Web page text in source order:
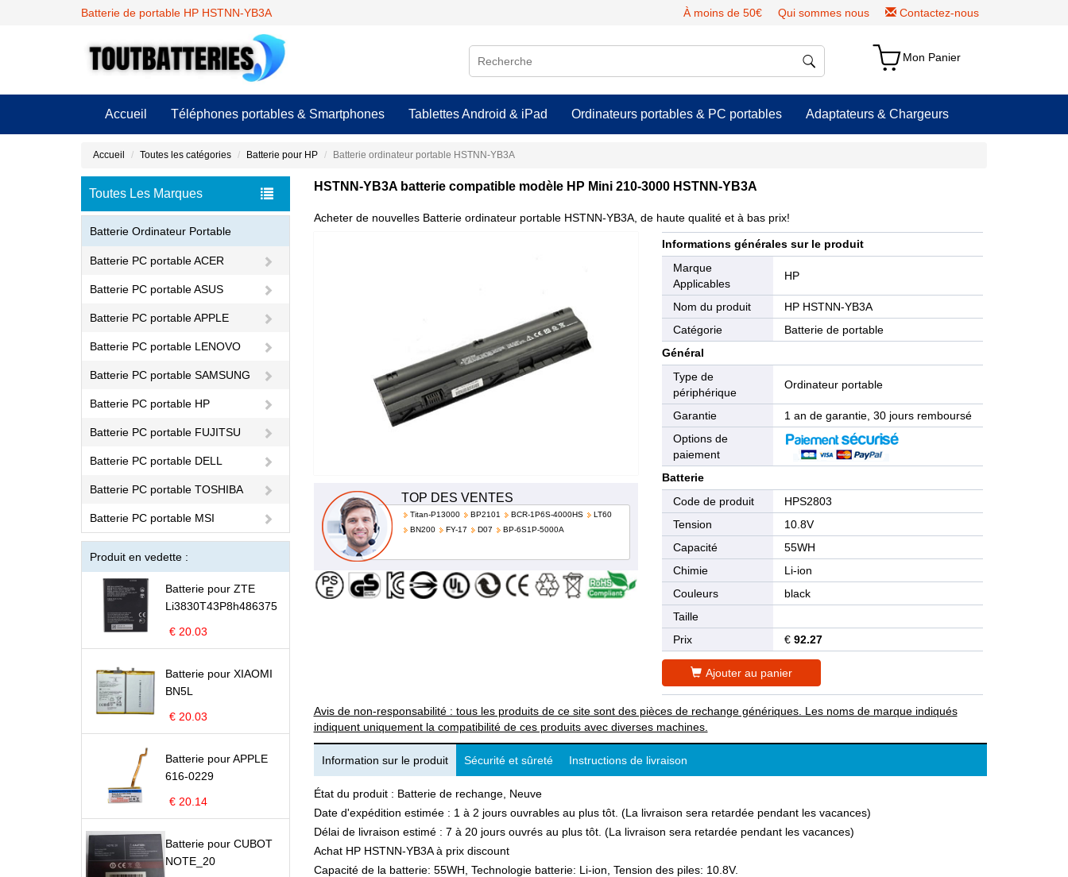
Batterie de portable HP HSTNN-YB3A À moins de 50€ Qui sommes nous Contactez-nous
Mon Panier
Accueil Téléphones portables & Smartphones Tablettes Android & iPad Ordinateurs portables & PC portables Adaptateurs & Chargeurs
Accueil Toutes les catégories Batterie pour HP Batterie ordinateur portable HSTNN-YB3A
Toutes Les Marques
Batterie Ordinateur Portable
Batterie PC portable ACER
Batterie PC portable ASUS
Batterie PC portable APPLE
Batterie PC portable LENOVO
Batterie PC portable SAMSUNG
Batterie PC portable HP
Batterie PC portable FUJITSU
Batterie PC portable DELL
Batterie PC portable TOSHIBA
Batterie PC portable MSI
Produit en vedette :
Batterie pour ZTE
Li3830T43P8h486375
€ 20.03
Batterie pour XIAOMI
BN5L
€ 20.03
Batterie pour APPLE
616-0229
€ 20.14
Batterie pour CUBOT
NOTE_20
HSTNN-YB3A batterie compatible modèle HP Mini 210-3000 HSTNN-YB3A
Acheter de nouvelles Batterie ordinateur portable HSTNN-YB3A, de haute qualité et à bas prix!
TOP DES VENTES
Titan-P13000 BP2101 BCR-1P6S-4000HS
LT60
BN200
FY-17 D07 BP-6S1P-5000A
Informations générales sur le produit
Marque
Applicables
HP
Nom du produit
HP HSTNN-YB3A
Catégorie
Batterie de portable
Général
Type de
périphérique
Ordinateur portable
Garantie
1 an de garantie, 30 jours remboursé
Options de
paiement
Batterie
Code de produit
HPS2803
Tension
10.8V
Capacité
55WH
Chimie
Li-ion
Couleurs
black
Taille
Prix
€92.27
Ajouter au panier
Avis de non-responsabilité : tous les produits de ce site sont des pièces de rechange génériques. Les noms de marque indiqués
indiquent uniquement la compatibilité de ces produits avec diverses machines.
Information sur le produit Sécurité et sûreté Instructions de livraison
État du produit : Batterie de rechange, Neuve
Date d'expédition estimée : 1 à 2 jours ouvrables au plus tôt. (La livraison sera retardée pendant les vacances)
Délai de livraison estimé : 7 à 20 jours ouvrés au plus tôt. (La livraison sera retardée pendant les vacances)
Achat HP HSTNN-YB3A à prix discount
Capacité de la batterie: 55WH, Technologie batterie: Li-ion, Tension des piles: 10.8V.